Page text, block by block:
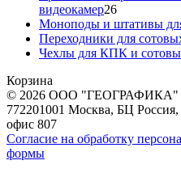
видеокамер2626
товаров
Моноподы и штативы
Переходники для
Чехлы для КПК и
Корзина
© 2026 ООО "ГЕОГРАФИКА"
772201001 Москва, БЦ Россия,
офис 807
Согласие на обработку
формы